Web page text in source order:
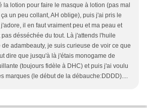
la lotion pour faire le masque à lotion (pas mal
un peu collant, AH oblige), puis j'ai pris le
il en faut vraiment peu et ma peau et
désséchée du tout. Là j'attends l'huile
adambeauty, je suis curieuse de voir ce que
dire que jusqu'à là j'étais monogame de
(toujours fidèle à DHC) et puis j'ai voulu
marques (le début de la débauche:DDDD)....